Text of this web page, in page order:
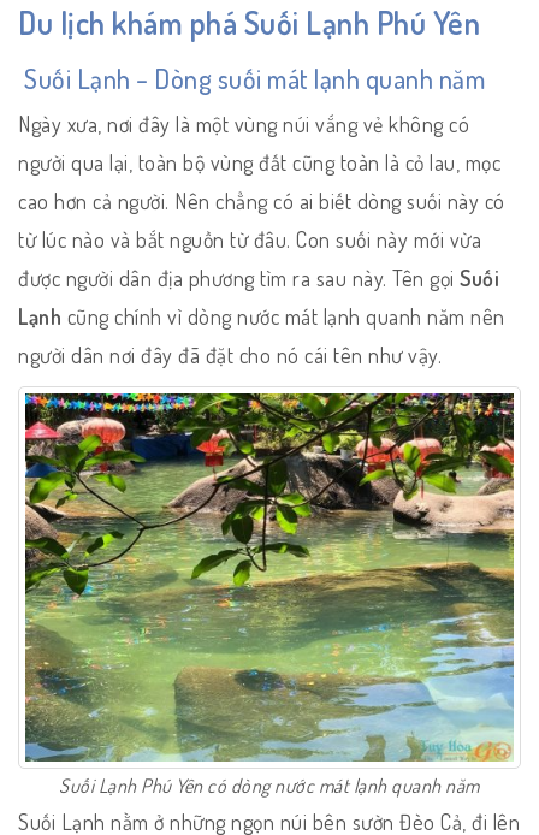
Du lịch khám phá Suối Lạnh Phú Yên
Suối Lạnh – Dòng suối mát lạnh quanh năm
Ngày xưa, nơi đây là một vùng núi vắng vẻ không có
người qua lại, toàn bộ vùng đất cũng toàn là cỏ lau, mọc
cao hơn cả người. Nên chẳng có ai biết dòng suối này có
từ lúc nào và bắt nguồn từ đâu. Con suối này mới vừa
được người dân địa phương tìm ra sau này. Tên gọi Suối
Lạnh cũng chính vì dòng nước mát lạnh quanh năm nên
người dân nơi đây đã đặt cho nó cái tên như vậy.
Suối Lạnh Phú Yên có dòng nước mát lạnh quanh năm
Suối Lạnh nằm ở những ngọn núi bên sườn Đèo Cả, đi lên